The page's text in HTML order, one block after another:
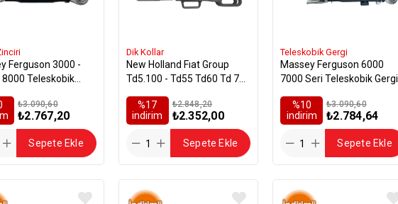
Ferguson 3000 -
8000 Teleskobik
₺2.767,20
₺3.090,60
Sepete Ekle
Dik Kollar
New Holland Fıat Group
Td5.100 - Td55 Td60 Td 70
%17
i̇ndirim
₺2.352,00
₺2.848,20
Sepete Ekle
Teleskobik Gergi
Massey Ferguson 6000
7000 Seri Teleskobik Gergi
%10
i̇ndirim
₺2.784,64
₺3.090,60
Sepete Ekle